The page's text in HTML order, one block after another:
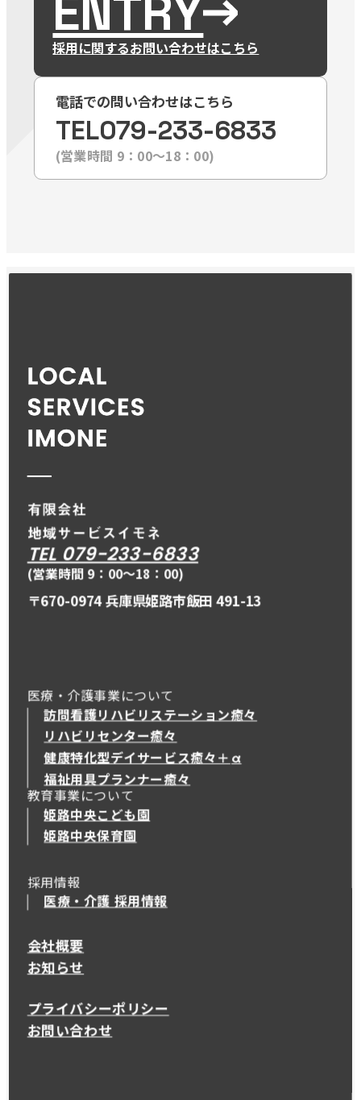
採用に関するお問い合わせはこちら
電話での問い合わせはこちら
TEL079-233-6833
(営業時間 9：00〜18：00)
TEL 079-233-6833
(営業時間 9：00〜18：00)
〒670-0974 兵庫県姫路市飯田 491-13
医療・介護事業について
訪問看護リハビリステーション癒々
リハビリセンター癒々
健康特化型デイサービス癒々＋ α
健康特化型デイサービス癒々＋
福祉用具プランナー癒々
教育事業について
姫路中央こども園
姫路中央保育園
採用情報
医療・介護 採用情報
会社概要
お知らせ
プライバシーポリシー
お問い合わせ